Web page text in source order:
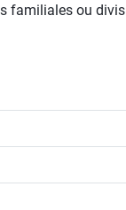
familiales ou